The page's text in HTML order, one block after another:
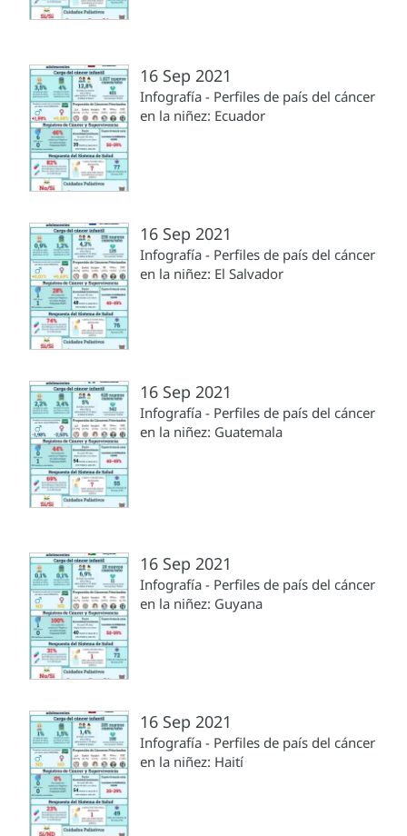
16 Sep 2021
Infografía - Perfiles de país del cáncer
en la niñez: Ecuador
16 Sep 2021
Infografía - Perfiles de país del cáncer
en la niñez: El Salvador
16 Sep 2021
Infografía - Perfiles de país del cáncer
en la niñez: Guatemala
16 Sep 2021
Infografía - Perfiles de país del cáncer
en la niñez: Guyana
16 Sep 2021
Infografía - Perfiles de país del cáncer
en la niñez: Haití